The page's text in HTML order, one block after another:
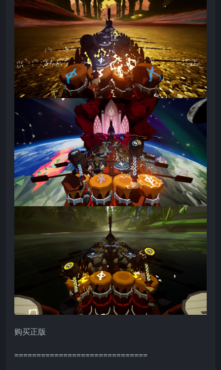
购买正版
==============================